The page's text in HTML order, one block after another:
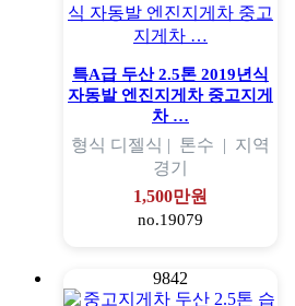
특A급 두산 2.5톤 2019년식
자동발 엔진지게차 중고지게
차 …
형식 디젤식 | 톤수 | 지역
경기
1,500만원
no.19079
9842